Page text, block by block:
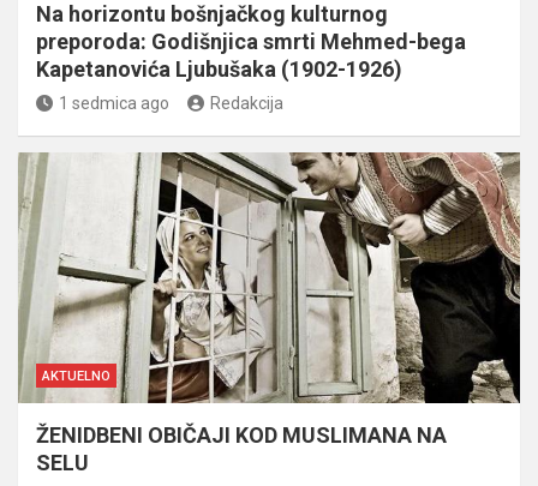
Na horizontu bošnjačkog kulturnog
preporoda: Godišnjica smrti Mehmed-bega
Kapetanovića Ljubušaka (1902-1926)
1 sedmica ago Redakcija
AKTUELNO
ŽENIDBENI OBIČAJI KOD MUSLIMANA NA
SELU